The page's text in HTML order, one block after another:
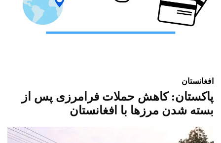
افغانستان
پاکستان: کاهش حملات فرامرزی پس از
بسته شدن مرزها با افغانستان